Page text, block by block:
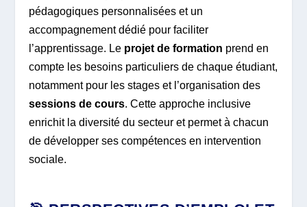
pédagogiques personnalisées et un
accompagnement dédié pour faciliter
l’apprentissage. Le projet de formation prend en
compte les besoins particuliers de chaque étudiant,
notamment pour les stages et l’organisation des
sessions de cours. Cette approche inclusive
enrichit la diversité du secteur et permet à chacun
de développer ses compétences en intervention
sociale.